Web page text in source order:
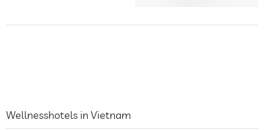
Wellnesshotels in Vietnam